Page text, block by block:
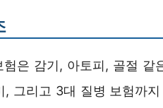
은 감기, 아토피, 골절 같
그리고 3대 질병 보험까